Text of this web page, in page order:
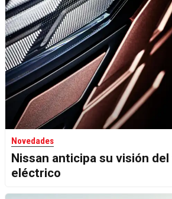
Novedades
Nissan anticipa su visión
eléctrico